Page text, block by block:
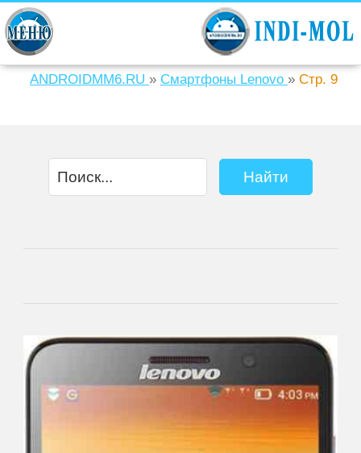
ANDROIDMM6.RU » Смартфоны Lenovo » Стр. 9